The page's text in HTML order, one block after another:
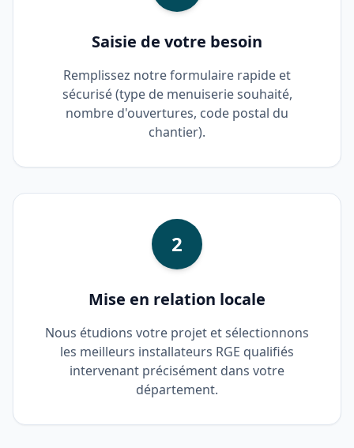
Saisie de votre besoin
Remplissez notre formulaire rapide et
sécurisé (type de menuiserie souhaité,
nombre d'ouvertures, code postal du
chantier).
2
Mise en relation locale
Nous étudions votre projet et sélectionnons
les meilleurs installateurs RGE qualifiés
intervenant précisément dans votre
département.